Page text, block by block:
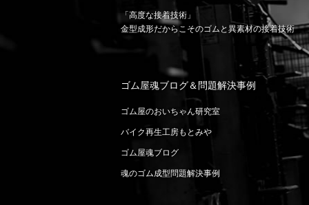
「高度な接着技術」
金型成形だからこそのゴムと異素材の接着技術
ゴム屋魂ブログ＆問題解決事例
ゴム屋のおいちゃん研究室
バイク再生工房もとみや
ゴム屋魂ブログ
魂のゴム成型問題解決事例